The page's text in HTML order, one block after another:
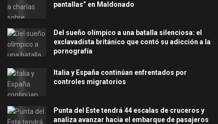
pantallas” en Maldonado
Del sueño olímpico a una batalla silenciosa: el
exclavadista británico que contó su adicción a la
pornografía
Italia y España continúan enfrentados por
controles migratorios
Punta del Este tendrá 44 escalas de cruceros y
analiza avanzar hacia el embarque de pasajeros